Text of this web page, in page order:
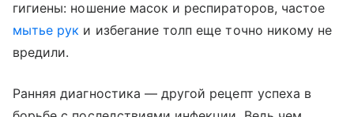
гигиены: ношение масок и респираторов, частое
мытье рук и избегание толп еще точно никому не
вредили.
Ранняя диагностика — другой рецепт успеха в